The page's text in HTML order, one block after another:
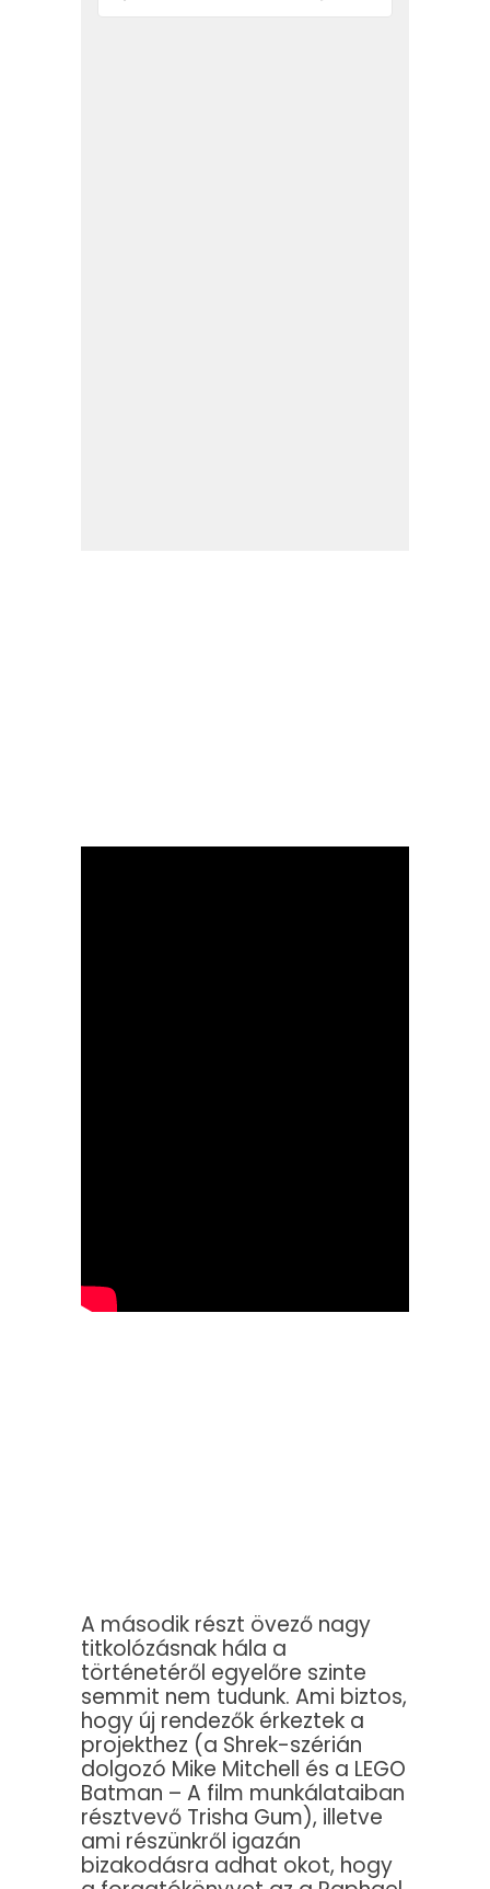
A második részt övező nagy
titkolózásnak hála a
történetéről egyelőre szinte
semmit nem tudunk. Ami biztos,
hogy új rendezők érkeztek a
projekthez (a Shrek-szérián
dolgozó Mike Mitchell és a LEGO
Batman – A film munkálataiban
résztvevő Trisha Gum), illetve
ami részünkről igazán
bizakodásra adhat okot, hogy